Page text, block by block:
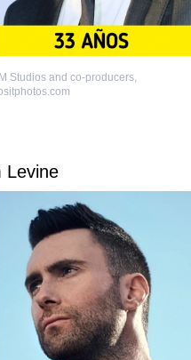
Studios and co-producers,
Levine